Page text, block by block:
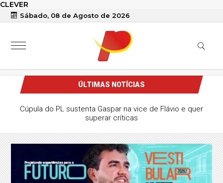
CLEVER
Sábado, 08 de Agosto de 2026
ÚLTIMAS NOTÍCIAS
Cúpula do PL sustenta Gaspar na vice de Flávio e quer
superar críticas